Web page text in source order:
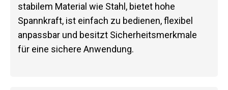
stabilem Material wie Stahl, bietet hohe
Spannkraft, ist einfach zu bedienen, flexibel
anpassbar und besitzt Sicherheitsmerkmale
für eine sichere Anwendung.